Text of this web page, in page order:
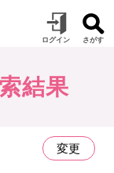
結果
変更